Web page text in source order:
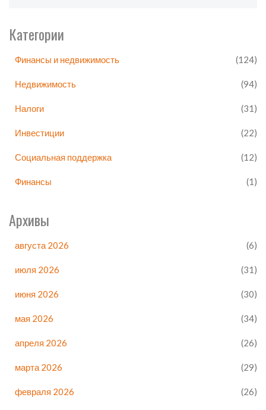
Категории
Финансы и недвижимость (124)
Недвижимость (94)
Налоги (31)
Инвестиции (22)
Социальная поддержка (12)
Финансы (1)
Архивы
августа 2026 (6)
июля 2026 (31)
июня 2026 (30)
мая 2026 (34)
апреля 2026 (26)
марта 2026 (29)
февраля 2026 (26)